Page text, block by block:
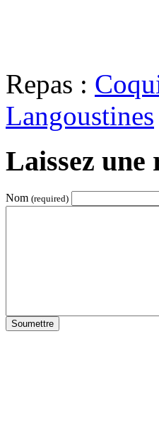
Repas :
Langoustines
Laissez une
Nom (required)